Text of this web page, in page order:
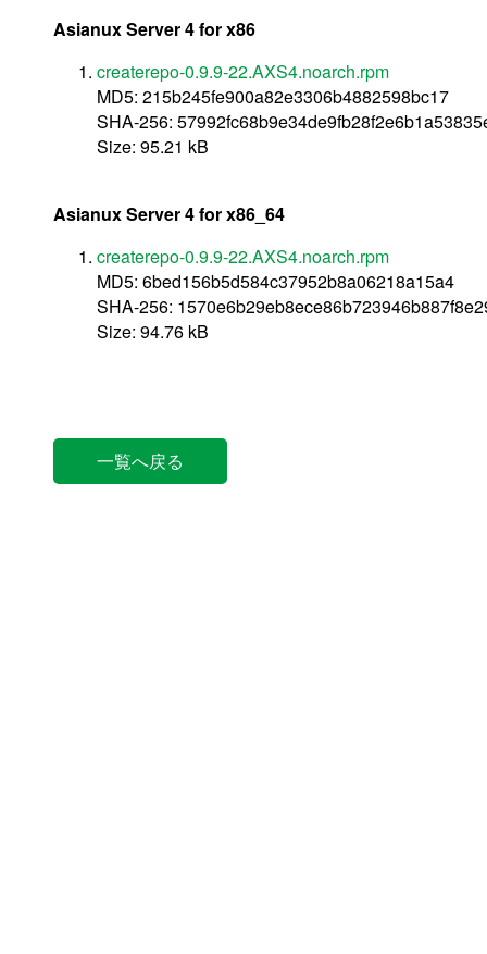
Asianux Server 4 for x86
createrepo-0.9.9-22.AXS4.noarch.rpm
MD5: 215b245fe900a82e3306b4882598bc17
SHA-256:
Size: 95.21 kB
Asianux Server 4 for x86_64
createrepo-0.9.9-22.AXS4.noarch.rpm
MD5: 6bed156b5d584c37952b8a06218a15a4
SHA-256:
Size: 94.76 kB
一覧へ戻る